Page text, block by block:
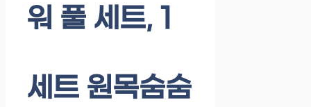
워 풀 세트, 1
세트 원목숨숨